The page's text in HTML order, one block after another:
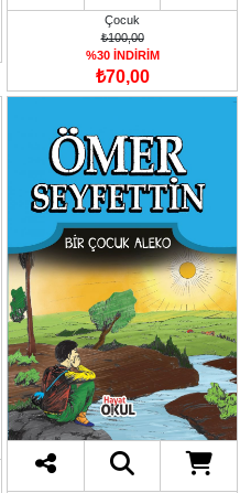
Çocuk
₺100,00
%30 İNDİRİM
₺70,00